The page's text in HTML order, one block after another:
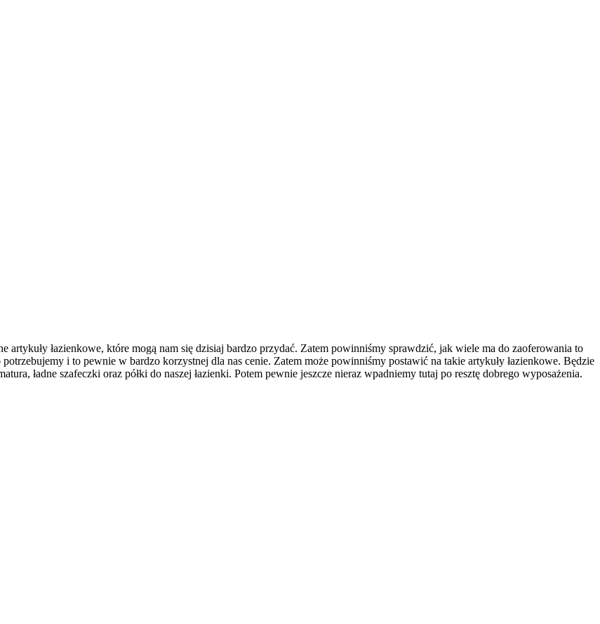
łazienkowe, które mogą nam się dzisiaj bardzo przydać. Zatem powinniśmy sprawdzić, jak wiele ma do zaoferowania to
i to pewnie w bardzo korzystnej dla nas cenie. Zatem może powinniśmy postawić na takie artykuły łazienkowe. Będzie
ładne szafeczki oraz półki do naszej łazienki. Potem pewnie jeszcze nieraz wpadniemy tutaj po resztę dobrego wyposażenia.